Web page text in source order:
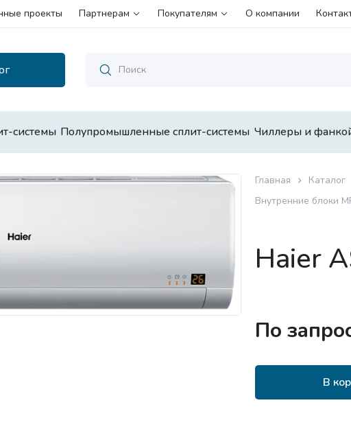
проекты Партнерам Покупателям О компании
системы Полупромышленные сплит-системы Чиллеры и
все
Главная Каталог
Внутренние блоки
Haier
По
В